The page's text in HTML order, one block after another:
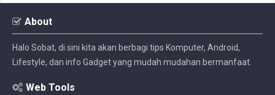
About
Halo Sobat, di sini kita akan berbagi tips Komputer, Android,
Lifestyle, dan info Gadget yang mudah mudahan bermanfaat.
Web Tools